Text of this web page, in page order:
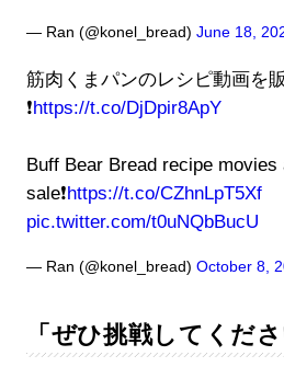
— Ran (@konel_bread) June 18,
筋肉くまパンのレシピ動画を
❗️https://t.co/DjDpir8ApY
Buff Bear Bread recipe movies
sale❗️https://t.co/CZhnLpT5Xf
pic.twitter.com/t0uNQbBucU
— Ran (@konel_bread) October 8,
「ぜひ挑戦してくださ